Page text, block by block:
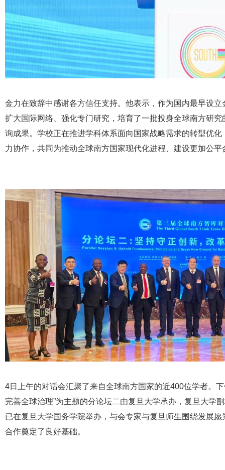
金力在致辞中感谢各方信任支持。他表示，作为国内最早设
扩大国际网络、强化专门研究，培育了一批投身全球南方研
询成果。学校正在推进学科体系面向国家战略需求的转型优
力协作，共同为推动全球南方国家现代化进程、建设更加公
4日上午的对话会汇聚了来自全球南方国家的近400位学者。
完善全球治理”为主题的分论坛二由复旦大学承办，复旦大学
已在复旦大学国务学院举办，与会专家与复旦师生围绕发展
合作奠定了良好基础。